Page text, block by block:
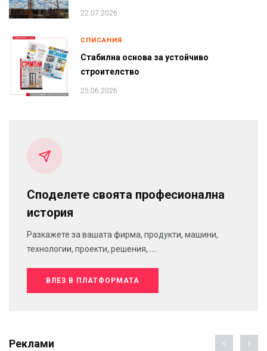
22.07.2026
СПИСАНИЯ
Стабилна основа за устойчиво
строителство
25.06.2026
Споделете своята професионална
история
Разкажете за вашата фирма, продукти, машини,
технологии, проекти, решения, ...
ВЛЕЗ В ПЛАТФОРМАТА
Реклами